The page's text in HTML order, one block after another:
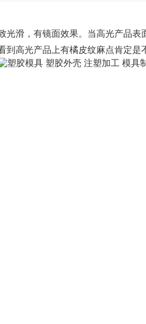
光滑，有镜面效果。当高光产品表
到高光产品上有橘皮纹麻点肯定